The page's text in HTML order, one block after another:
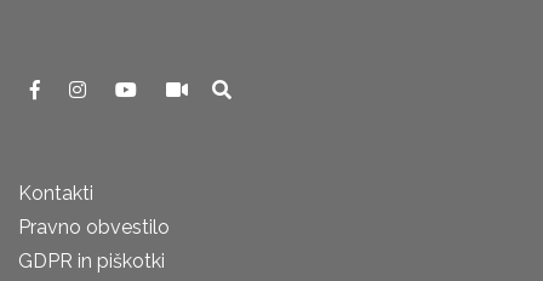
Kontakti
Pravno obvestilo
GDPR in piškotki